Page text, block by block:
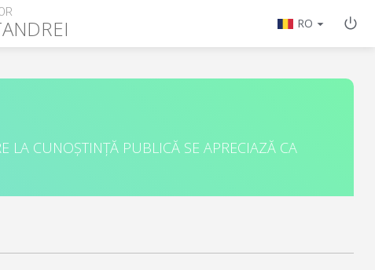
RO
LA CUNOȘTINȚĂ PUBLICĂ SE APRECIAZĂ CA